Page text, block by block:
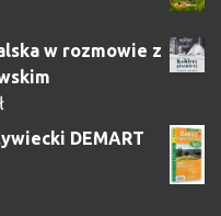
w rozmowie z
DEMART